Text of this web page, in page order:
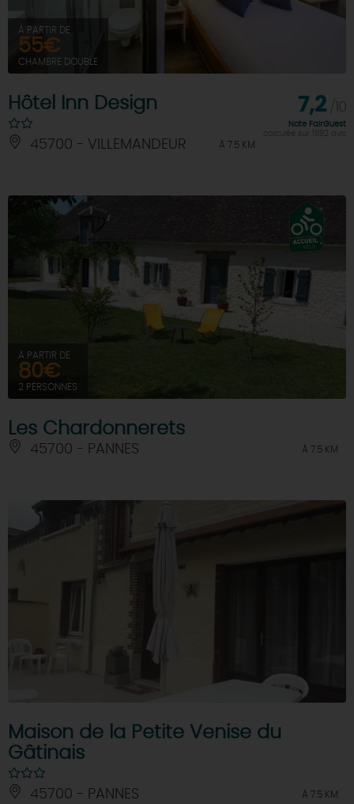
À PARTIR DE
55€
CHAMBRE DOUBLE
Hôtel Inn Design
45700 - VILLEMANDEUR À 7.5 KM
7,2
Note FairGuest
calculée sur 1992 avis
À PARTIR DE
80€
2 PERSONNES
Les Chardonnerets
45700 - PANNES À 7.5 KM
Maison de la Petite Venise du
Gâtinais
45700 - PANNES À 7.5 KM